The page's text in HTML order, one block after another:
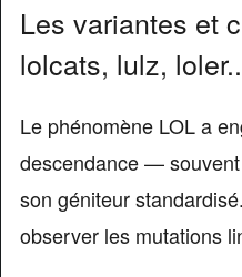
Les variantes et
lolcats, lulz,
Le phénomène LOL a
descendance —
son géniteur
observer les mutations